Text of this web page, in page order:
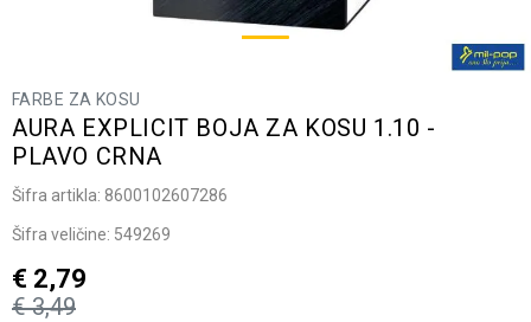
FARBE ZA KOSU
AURA EXPLICIT BOJA ZA KOSU 1.10 -
PLAVO CRNA
Šifra artikla: 8600102607286
Šifra veličine: 549269
€ 3,49
€ 2,79